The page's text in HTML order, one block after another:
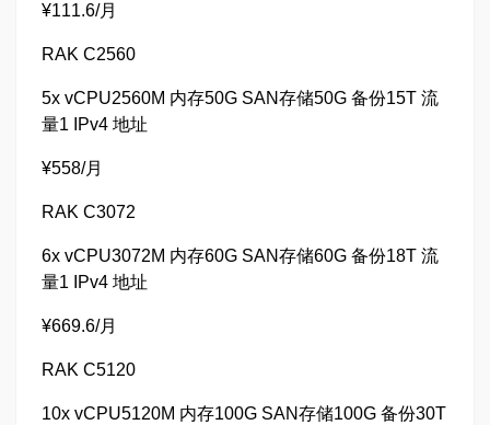
¥111.6/月
RAK C2560
5x vCPU2560M 内存50G SAN存储50G 备份15T 流
量1 IPv4 地址
¥558/月
RAK C3072
6x vCPU3072M 内存60G SAN存储60G 备份18T 流
量1 IPv4 地址
¥669.6/月
RAK C5120
10x vCPU5120M 内存100G SAN存储100G 备份30T